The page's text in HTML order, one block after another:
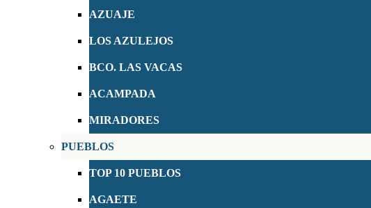
AZUAJE
LOS AZULEJOS
BCO. LAS VACAS
ACAMPADA
MIRADORES
PUEBLOS
TOP 10 PUEBLOS
AGAETE